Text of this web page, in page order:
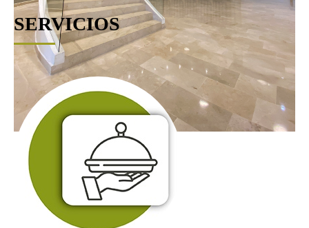
Anterior
Siguiente
SERVICIOS